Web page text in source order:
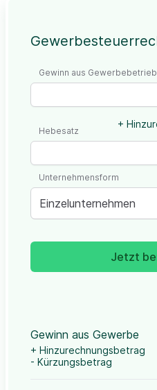
Gewinn aus Gewerbebetrieb
+
Hebesatz
Einzelunternehmen
Unternehmensform
Jetzt
Gewinn aus Gewerbe
+ Hinzurechnungsbetrag
- Kürzungsbetrag